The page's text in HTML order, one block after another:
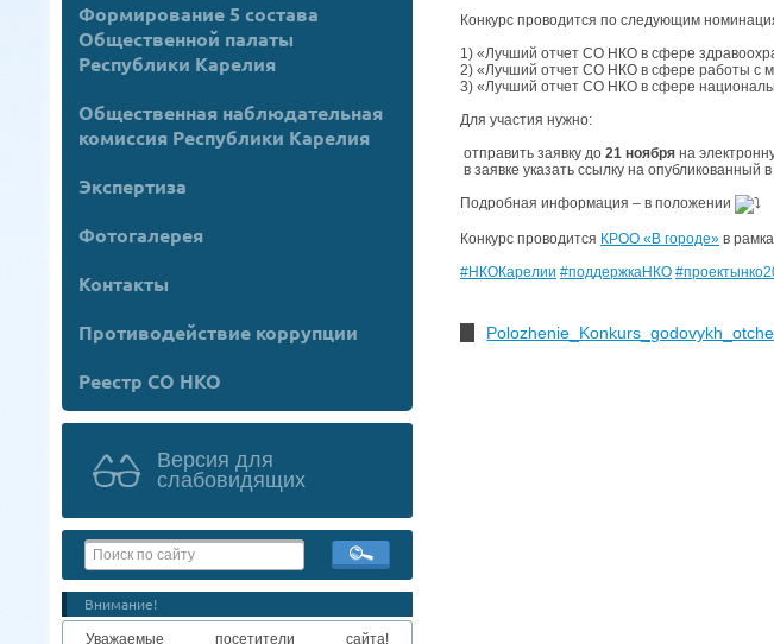
Формирование 5 состава
Общественной палаты
Республики Карелия
Общественная наблюдательная
комиссия Республики Карелия
Экспертиза
Фотогалерея
Контакты
Противодействие коррупции
Реестр СО НКО
Версия для
слабовидящих
Внимание!
Уважаемые посетители сайта!
Конкурс проводится по следующим
1) «Лучший отчет СО НКО в сфере
2) «Лучший отчет СО НКО в сфере работы с
3) «Лучший отчет СО НКО в сфере
Для участия нужно:
отправить заявку до 21 ноября на
в заявке указать ссылку на
Подробная информация – в положении
Конкурс проводится КРОО «В городе» в
#НКОКарелии #поддержкаНКО